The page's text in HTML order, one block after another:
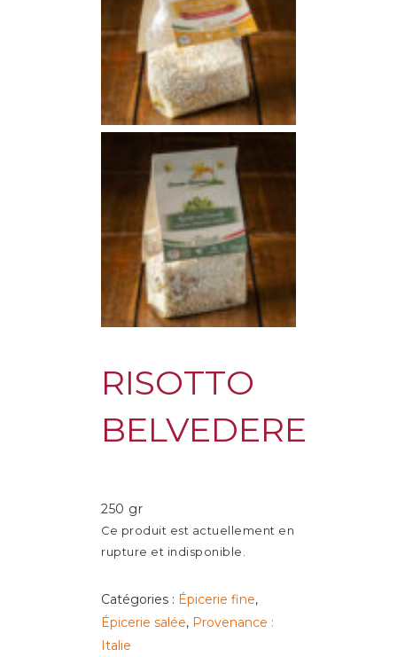
RISOTTO
BELVEDERE
250 gr
Ce produit est actuellement en
rupture et indisponible.
Catégories : Épicerie fine,
Épicerie salée, Provenance :
Italie